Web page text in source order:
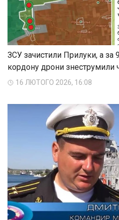
ЗСУ зачистили Прилуки, а за
кордону дрони знеструмили
16 ЛЮТОГО 2026, 16:08